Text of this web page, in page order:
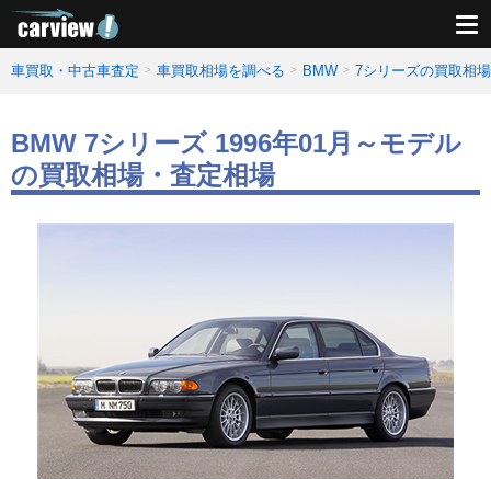
車買取・中古車査定 車買取相場を調べる BMW 7シリーズの買取相
BMW 7シリーズ 1996年01月～モデル
の買取相場・査定相場